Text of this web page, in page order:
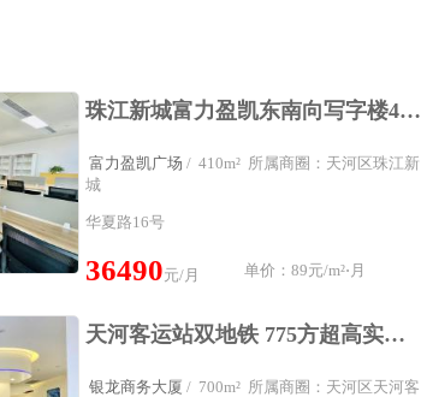
珠江新城富力盈凯东南向写字楼410平方望小蛮腰4隔间户型
富力盈凯广场 / 410m² 所属商圈：天河区珠江新
城
华夏路16号
36490元/月 单价：89元/m²⋅月
天河客运站双地铁 775方超高实用 持商业红本 免中介费
银龙商务大厦 / 700m² 所属商圈：天河区天河客